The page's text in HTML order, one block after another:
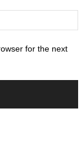
for the next